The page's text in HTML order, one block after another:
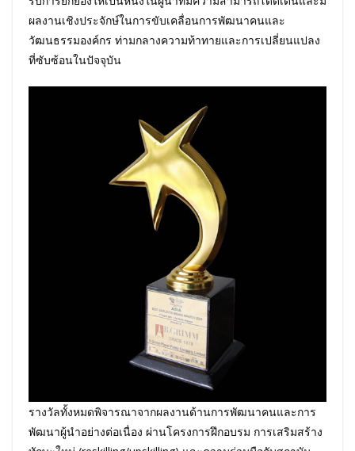
ผลงานเชิงประจักษ์ในการขับเคลื่อนการพัฒนาคนและ
วัฒนธรรมองค์กร ท่ามกลางความท้าทายและการเปลี่ยนแปลง
ที่ซับซ้อนในปัจจุบัน
รางวัลทั้งหมดพิจารณาจากผลงานด้านการพัฒนาคนและการ
พัฒนาผู้นำอย่างต่อเนื่อง ผ่านโครงการฝึกอบรม การเสริมสร้าง